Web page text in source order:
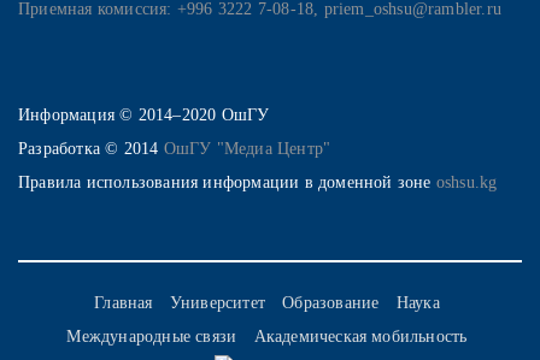
Приемная комиссия: +996 3222 7-08-18, priem_oshsu@rambler.ru
Информация © 2014–2020 ОшГУ
Разработка © 2014 ОшГУ "Медиа Центр"
Правила использования информации в доменной зоне oshsu.kg
Главная Университет Образование
Наука
Международные связи
Академическая мобильность